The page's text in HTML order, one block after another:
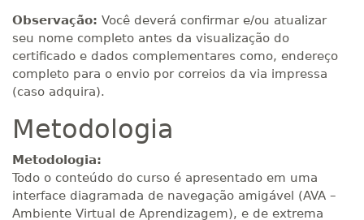
Observação: Você deverá confirmar e/ou atualizar
seu nome completo antes da visualização do
certificado e dados complementares como, endereço
completo para o envio por correios da via impressa
(caso adquira).
Metodologia
Metodologia:
Todo o conteúdo do curso é apresentado em uma
interface diagramada de navegação amigável (AVA –
Ambiente Virtual de Aprendizagem), e de extrema